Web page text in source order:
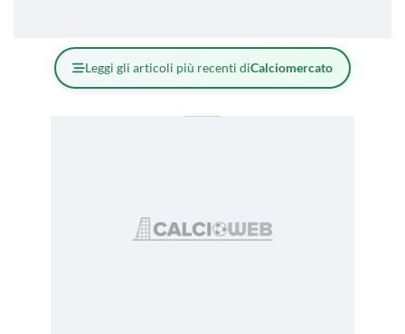
Leggi gli articoli più recenti diCalciomercato